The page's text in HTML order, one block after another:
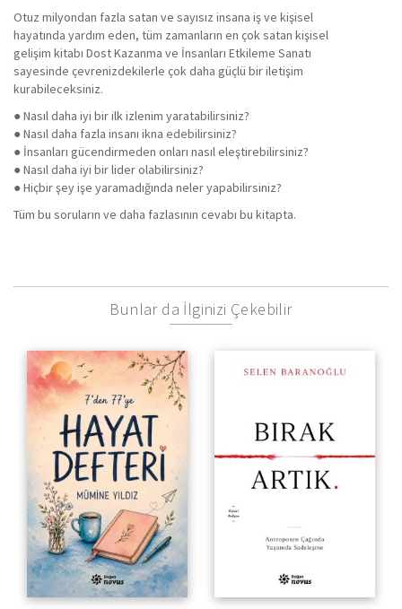
Otuz milyondan fazla satan ve sayısız insana iş ve kişisel
hayatında yardım eden, tüm zamanların en çok satan kişisel
gelişim kitabı Dost Kazanma ve İnsanları Etkileme Sanatı
sayesinde çevrenizdekilerle çok daha güçlü bir iletişim
kurabileceksiniz.
● Nasıl daha iyi bir ilk izlenim yaratabilirsiniz?
● Nasıl daha fazla insanı ikna edebilirsiniz?
● İnsanları gücendirmeden onları nasıl eleştirebilirsiniz?
● Nasıl daha iyi bir lider olabilirsiniz?
● Hiçbir şey işe yaramadığında neler yapabilirsiniz?
Tüm bu soruların ve daha fazlasının cevabı bu kitapta.
Bunlar da İlginizi Çekebilir